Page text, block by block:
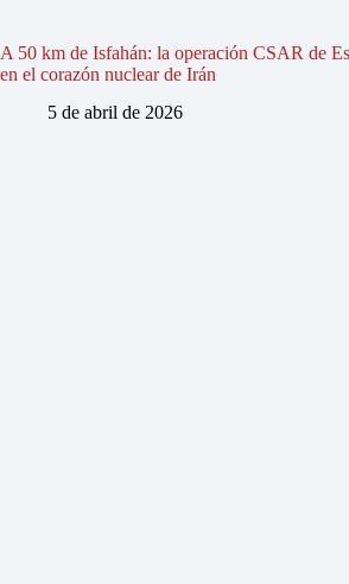
A 50 km de Isfahán: la operación CSAR de
en el corazón nuclear de Irán
5 de abril de 2026